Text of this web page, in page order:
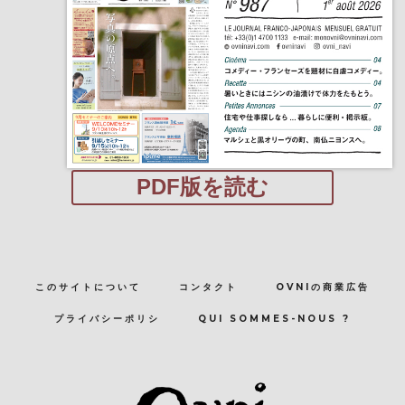
PDF版を読む
このサイトについて コンタクト OVNIの商業広告
プライバシーポリシ QUI SOMMES-NOUS ?